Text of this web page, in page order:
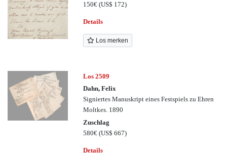
150€(US$ 172)
Details
Los merken
Los 2509
Dahn, Felix
Signiertes Manuskript eines Festspiels zu Ehren
Moltkes. 1890
Zuschlag
580€(US$ 667)
Details